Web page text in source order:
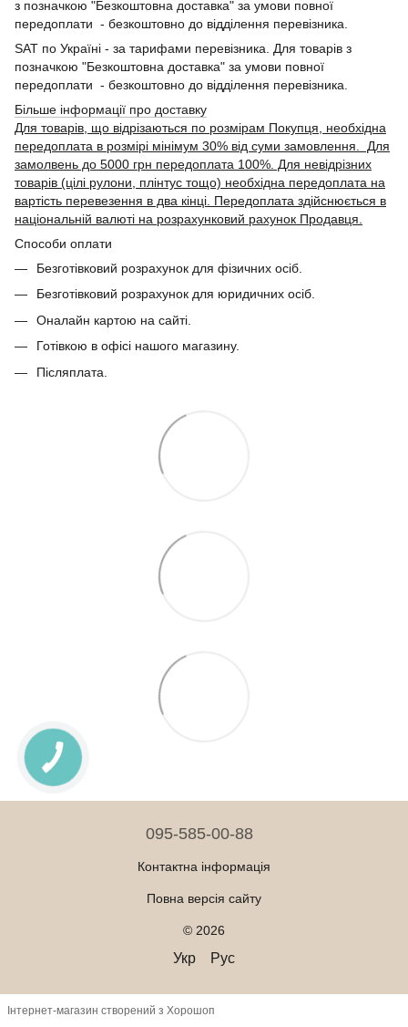
з позначкою "Безкоштовна доставка" за умови повної
передоплати - безкоштовно до відділення перевізника.
SAT по Україні - за тарифами перевізника. Для товарів з
позначкою "Безкоштовна доставка" за умови повної
передоплати - безкоштовно до відділення перевізника.
Більше інформації про доставку
Для товарів, що відрізаються по розмірам Покупця, необхідна
передоплата в розмірі мінімум 30% від суми замовлення. Для
замолвень до 5000 грн передоплата 100%. Для невідрізних
товарів (цілі рулони, плінтус тощо) необхідна передоплата на
вартість перевезення в два кінці. Передоплата здійснюється в
національній валюті на розрахунковий рахунок Продавця.
Способи оплати
Безготівковий розрахунок для фізичних осіб.
Безготівковий розрахунок для юридичних осіб.
Оналайн картою на сайті.
Готівкою в офісі нашого магазину.
Післяплата.
095-585-00-88
Контактна інформація
Повна версія сайту
© 2026
Укр Рус
Інтернет-магазин створений з Хорошоп